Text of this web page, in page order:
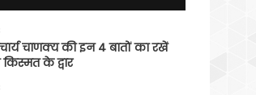
चाणक्य की इन 4 बातों का रखें
के द्वार